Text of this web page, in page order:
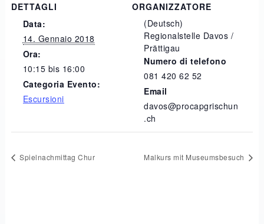
DETTAGLI
Data:
14. Gennaio 2018
Ora:
10:15 bis 16:00
Categoria Evento:
Escursioni
ORGANIZZATORE
(Deutsch)
Regionalstelle Davos /
Prättigau
Numero di telefono
081 420 62 52
Email
davos@procapgrischun
.ch
Spielnachmittag Chur Malkurs mit Museumsbesuch